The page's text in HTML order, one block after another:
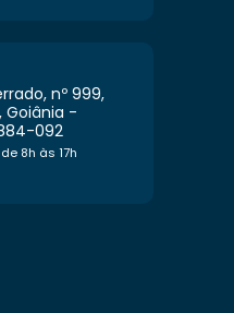
nº 999,
Goiânia -
092
8h às 17h